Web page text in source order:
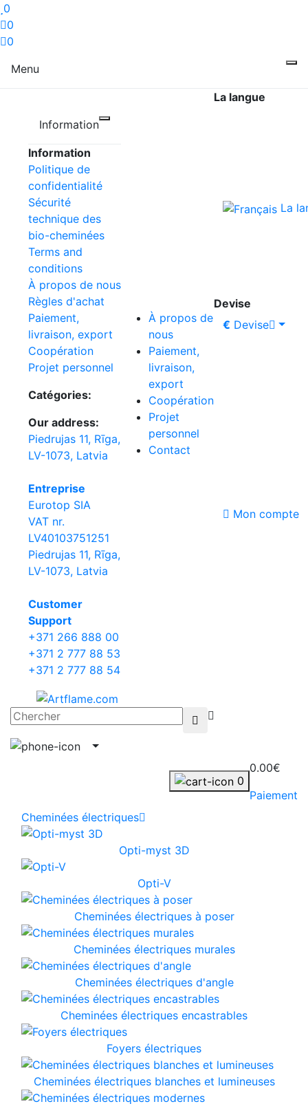
0
0
0
Menu
Information
Information
Politique de
confidentialité
Sécurité
technique des
bio-cheminées
Terms and
conditions
À propos de nous
Règles d'achat
Paiement,
livraison, export
Coopération
Projet personnel
Catégories:
Our address:
Piedrujas 11, Rīga,
LV-1073, Latvia
Entreprise
Eurotop SIA
VAT nr.
LV40103751251
Piedrujas 11, Rīga,
LV-1073, Latvia
Сustomer
Support
+371 266 888 00
+371 2 777 88 53
+371 2 777 88 54
À propos de
nous
Paiement,
livraison,
export
Coopération
Projet
personnel
Contact
La langue
La
Devise
€ Devise
Mon compte
0
0.00€
Paiement
Cheminées électriques
Opti-myst 3D
Opti-V
Cheminées électriques à poser
Cheminées électriques murales
Cheminées électriques d'angle
Cheminées électriques encastrables
Foyers électriques
Cheminées électriques blanches et lumineuses